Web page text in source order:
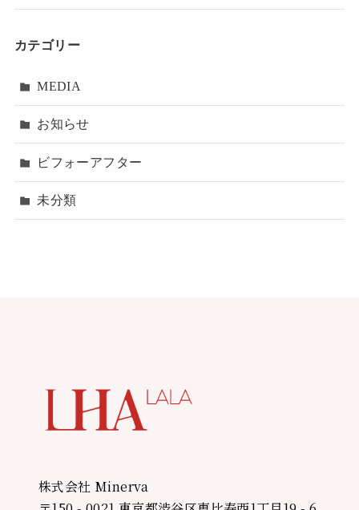
カテゴリー
MEDIA
お知らせ
ビフォーアフター
未分類
株式会社 Minerva